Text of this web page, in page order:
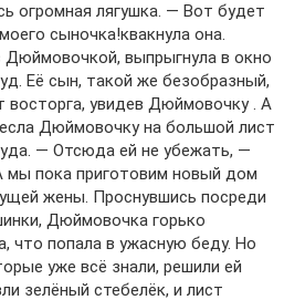
огромная лягушка. — Вот будет
сыночка!квакнула она.
Дюймовочкой, выпрыгнула в окно
Её сын, такой же безобразный,
восторга, увидев Дюймовочку . А
Дюймовочку на большой лист
— Отсюда ей не убежать, —
мы пока приготовим новый дом
жены. Проснувшись посреди
Дюймовочка горько
что попала в ужасную беду. Но
уже всё знали, решили ей
зелёный стебелёк, и лист